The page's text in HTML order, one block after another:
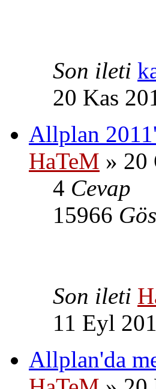
Son ileti
20 Kas
Allplan
HaTeM » 20
4 Cevap
15966
Son ileti
11 Eyl
Allplan'da